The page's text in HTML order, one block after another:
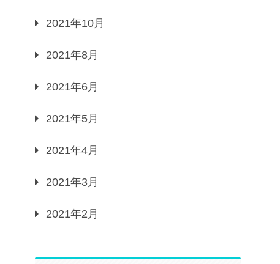
2021年10月
2021年8月
2021年6月
2021年5月
2021年4月
2021年3月
2021年2月